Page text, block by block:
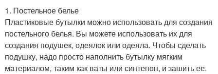
1. Постельное белье
Пластиковые бутылки можно использовать для создания
постельного белья. Вы можете использовать их для
создания подушек, одеялок или одеяла. Чтобы сделать
подушку, надо просто наполнить бутылку мягким
материалом, таким как ваты или синтепон, и зашить ее.